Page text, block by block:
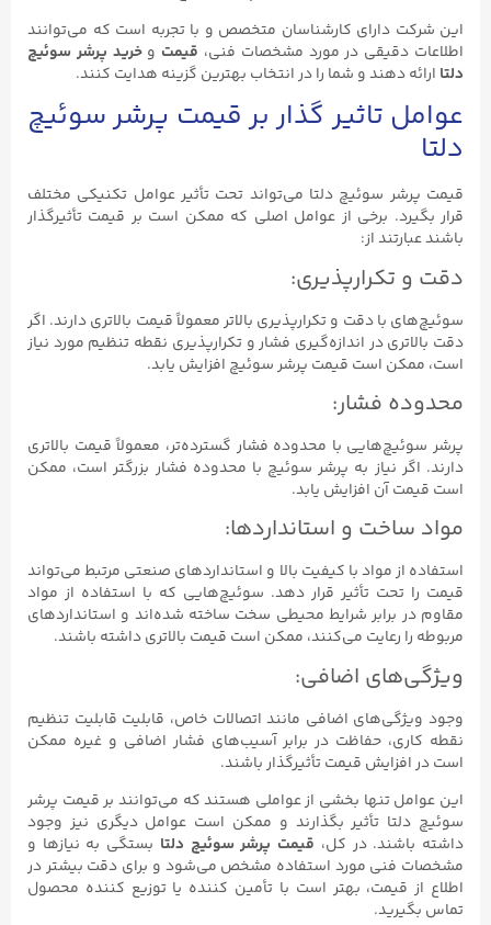
این شرکت دارای کارشناسان متخصص و با تجربه است که می‌توانند
اطلاعات دقیقی در مورد مشخصات فنی، قیمت وخرید پرشر سوئیچ
دلتا ارائه دهند و شما را در انتخاب بهترین گزینه هدایت کنند.
عوامل تاثیر گذار بر قیمت پرشر سوئیچ
دلتا
قیمت پرشر سوئیچ دلتا می‌تواند تحت تأثیر عوامل تکنیکی مختلف
قرار بگیرد. برخی از عوامل اصلی که ممکن است بر قیمت تأثیرگذار
باشند عبارتند از:
دقت و تکرارپذیری:
سوئیچ‌های با دقت و تکرارپذیری بالاتر معمولاً قیمت بالاتری دارند. اگر
دقت بالاتری در اندازه‌گیری فشار و تکرارپذیری نقطه تنظیم مورد نیاز
است، ممکن است قیمت پرشر سوئیچ افزایش یابد.
محدوده فشار:
پرشر سوئیچ‌هایی با محدوده فشار گسترده‌تر، معمولاً قیمت بالاتری
دارند. اگر نیاز به پرشر سوئیچ با محدوده فشار بزرگتر است، ممکن
است قیمت آن افزایش یابد.
مواد ساخت و استانداردها:
استفاده از مواد با کیفیت بالا و استانداردهای صنعتی مرتبط می‌تواند
قیمت را تحت تأثیر قرار دهد. سوئیچ‌هایی که با استفاده از مواد
مقاوم در برابر شرایط محیطی سخت ساخته شده‌اند و استانداردهای
مربوطه را رعایت می‌کنند، ممکن است قیمت بالاتری داشته باشند.
ویژگی‌های اضافی:
وجود ویژگی‌های اضافی مانند اتصالات خاص، قابلیت قابلیت تنظیم
نقطه کاری، حفاظت در برابر آسیب‌های فشار اضافی و غیره ممکن
است در افزایش قیمت تأثیرگذار باشند.
این عوامل تنها بخشی از عواملی هستند که می‌توانند بر قیمت پرشر
سوئیچ دلتا تأثیر بگذارند و ممکن است عوامل دیگری نیز وجود
داشته باشند. در کل، قیمت پرشر سوئیچ دلتا بستگی به نیازها و
مشخصات فنی مورد استفاده مشخص می‌شود و برای دقت بیشتر در
اطلاع از قیمت، بهتر است با تأمین کننده یا توزیع کننده محصول
تماس بگیرید.